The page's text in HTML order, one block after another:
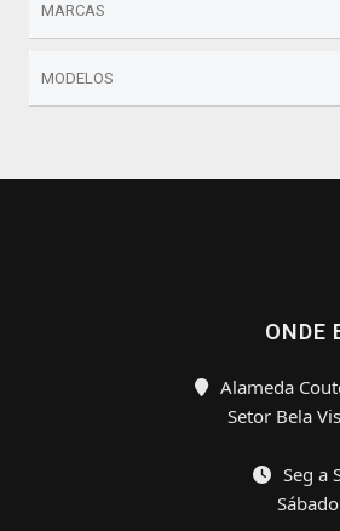
MARCAS
MODELOS
ONDE
Alameda
Setor Bela
Seg a